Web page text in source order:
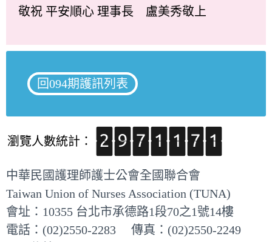
敬祝 平安順心 理事長 盧美秀敬上
回094期護訊列表
瀏覽人數統計：
中華民國護理師護士公會全國聯合會
Taiwan Union of Nurses Association (TUNA)
會址：10355 台北市承德路1段70之1號14樓
電話：(02)2550-2283 傳真：(02)2550-2249